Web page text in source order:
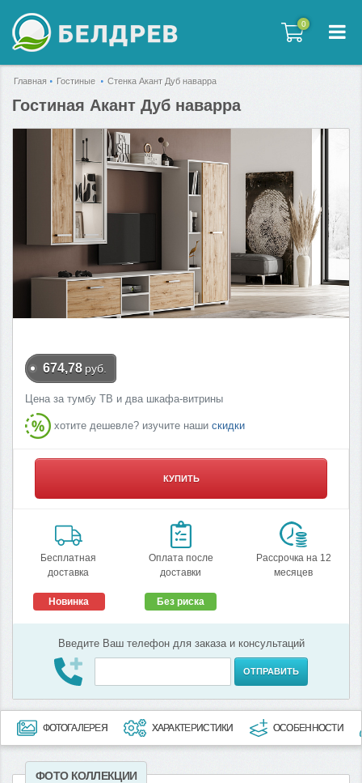
0
0
Главная Гостиные Стенка Акант Дуб наварра
Гостиная Акант Дуб наварра
674,78 руб.
Цена за тумбу ТВ и два шкафа-витрины
хотите дешевле? изучите наши скидки
КУПИТЬ
Бесплатная
доставка
Оплата после
доставки
Рассрочка на 12
месяцев
Новинка Без риска
Введите Ваш телефон для заказа и консультаций
ОТПРАВИТЬ
ФОТОГАЛЕРЕЯ ХАРАКТЕРИСТИКИ ОСОБЕННОСТИ
ФОТО КОЛЛЕКЦИИ